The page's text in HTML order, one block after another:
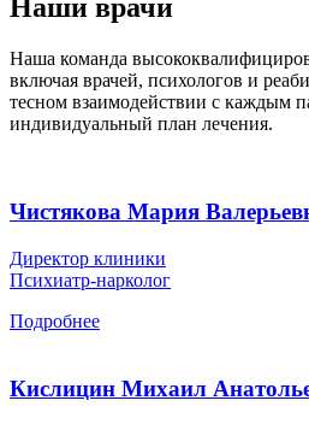
Наши врачи
Наша команда
включая врачей, психологов и
тесном взаимодействии с каждым
индивидуальный план лечения.
Чистякова Мария
Директор клиники
Психиатр-нарколог
Подробнее
Кислицин Михаил